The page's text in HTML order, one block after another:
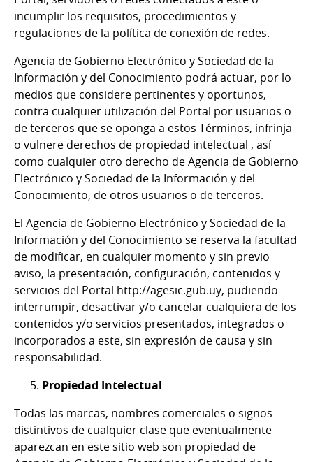
incumplir los requisitos, procedimientos y
regulaciones de la política de conexión de redes.
Agencia de Gobierno Electrónico y Sociedad de la
Información y del Conocimiento podrá actuar, por lo
medios que considere pertinentes y oportunos,
contra cualquier utilización del Portal por usuarios o
de terceros que se oponga a estos Términos, infrinja
o vulnere derechos de propiedad intelectual , así
como cualquier otro derecho de Agencia de Gobierno
Electrónico y Sociedad de la Información y del
Conocimiento, de otros usuarios o de terceros.
El Agencia de Gobierno Electrónico y Sociedad de la
Información y del Conocimiento se reserva la facultad
de modificar, en cualquier momento y sin previo
aviso, la presentación, configuración, contenidos y
servicios del Portal http://agesic.gub.uy, pudiendo
interrumpir, desactivar y/o cancelar cualquiera de los
contenidos y/o servicios presentados, integrados o
incorporados a este, sin expresión de causa y sin
responsabilidad.
Propiedad Intelectual
Todas las marcas, nombres comerciales o signos
distintivos de cualquier clase que eventualmente
aparezcan en este sitio web son propiedad de